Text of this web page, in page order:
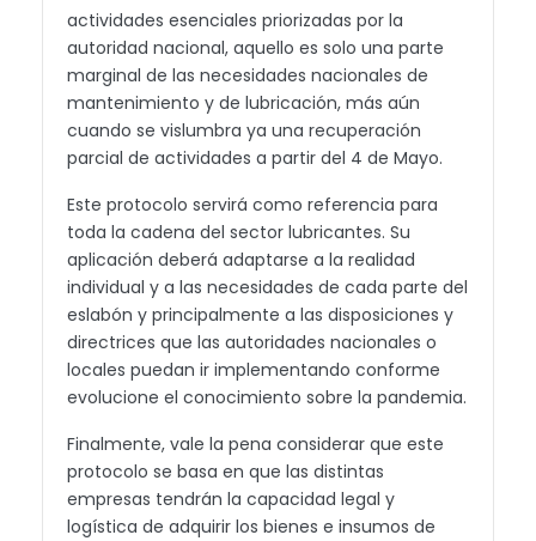
actividades esenciales priorizadas por la
autoridad nacional, aquello es solo una parte
marginal de las necesidades nacionales de
mantenimiento y de lubricación, más aún
cuando se vislumbra ya una recuperación
parcial de actividades a partir del 4 de Mayo.
Este protocolo servirá como referencia para
toda la cadena del sector lubricantes. Su
aplicación deberá adaptarse a la realidad
individual y a las necesidades de cada parte del
eslabón y principalmente a las disposiciones y
directrices que las autoridades nacionales o
locales puedan ir implementando conforme
evolucione el conocimiento sobre la pandemia.
Finalmente, vale la pena considerar que este
protocolo se basa en que las distintas
empresas tendrán la capacidad legal y
logística de adquirir los bienes e insumos de